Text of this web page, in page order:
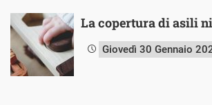
La copertura di asili
Giovedì 30 Gennaio